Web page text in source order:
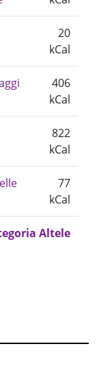
20
kCal
406
kCal
822
kCal
77
kCal
Altele